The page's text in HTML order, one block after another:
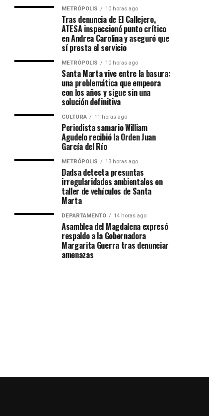
METRÓPOLIS 10 horas ago
Tras denuncia de El Callejero,
ATESA inspeccionó punto crítico
en Andrea Carolina y aseguró que
sí presta el servicio
METRÓPOLIS 10 horas ago
Santa Marta vive entre la basura:
una problemática que empeora
con los años y sigue sin una
solución definitiva
CULTURA 11 horas ago
Periodista samario William
Agudelo recibió la Orden Juan
García del Río
METRÓPOLIS 13 horas ago
Dadsa detecta presuntas
irregularidades ambientales en
taller de vehículos de Santa
Marta
DEPARTAMENTO 14 horas ago
Asamblea del Magdalena expresó
respaldo a la Gobernadora
Margarita Guerra tras denunciar
amenazas